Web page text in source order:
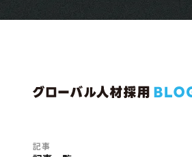
記事